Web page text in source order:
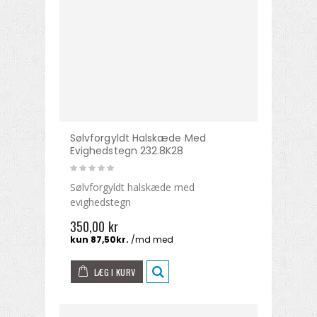
Sølvforgyldt Halskæde Med
Evighedstegn 232.8K28
Sølvforgyldt halskæde med
evighedstegn
350,00 kr
LÆG I KURV